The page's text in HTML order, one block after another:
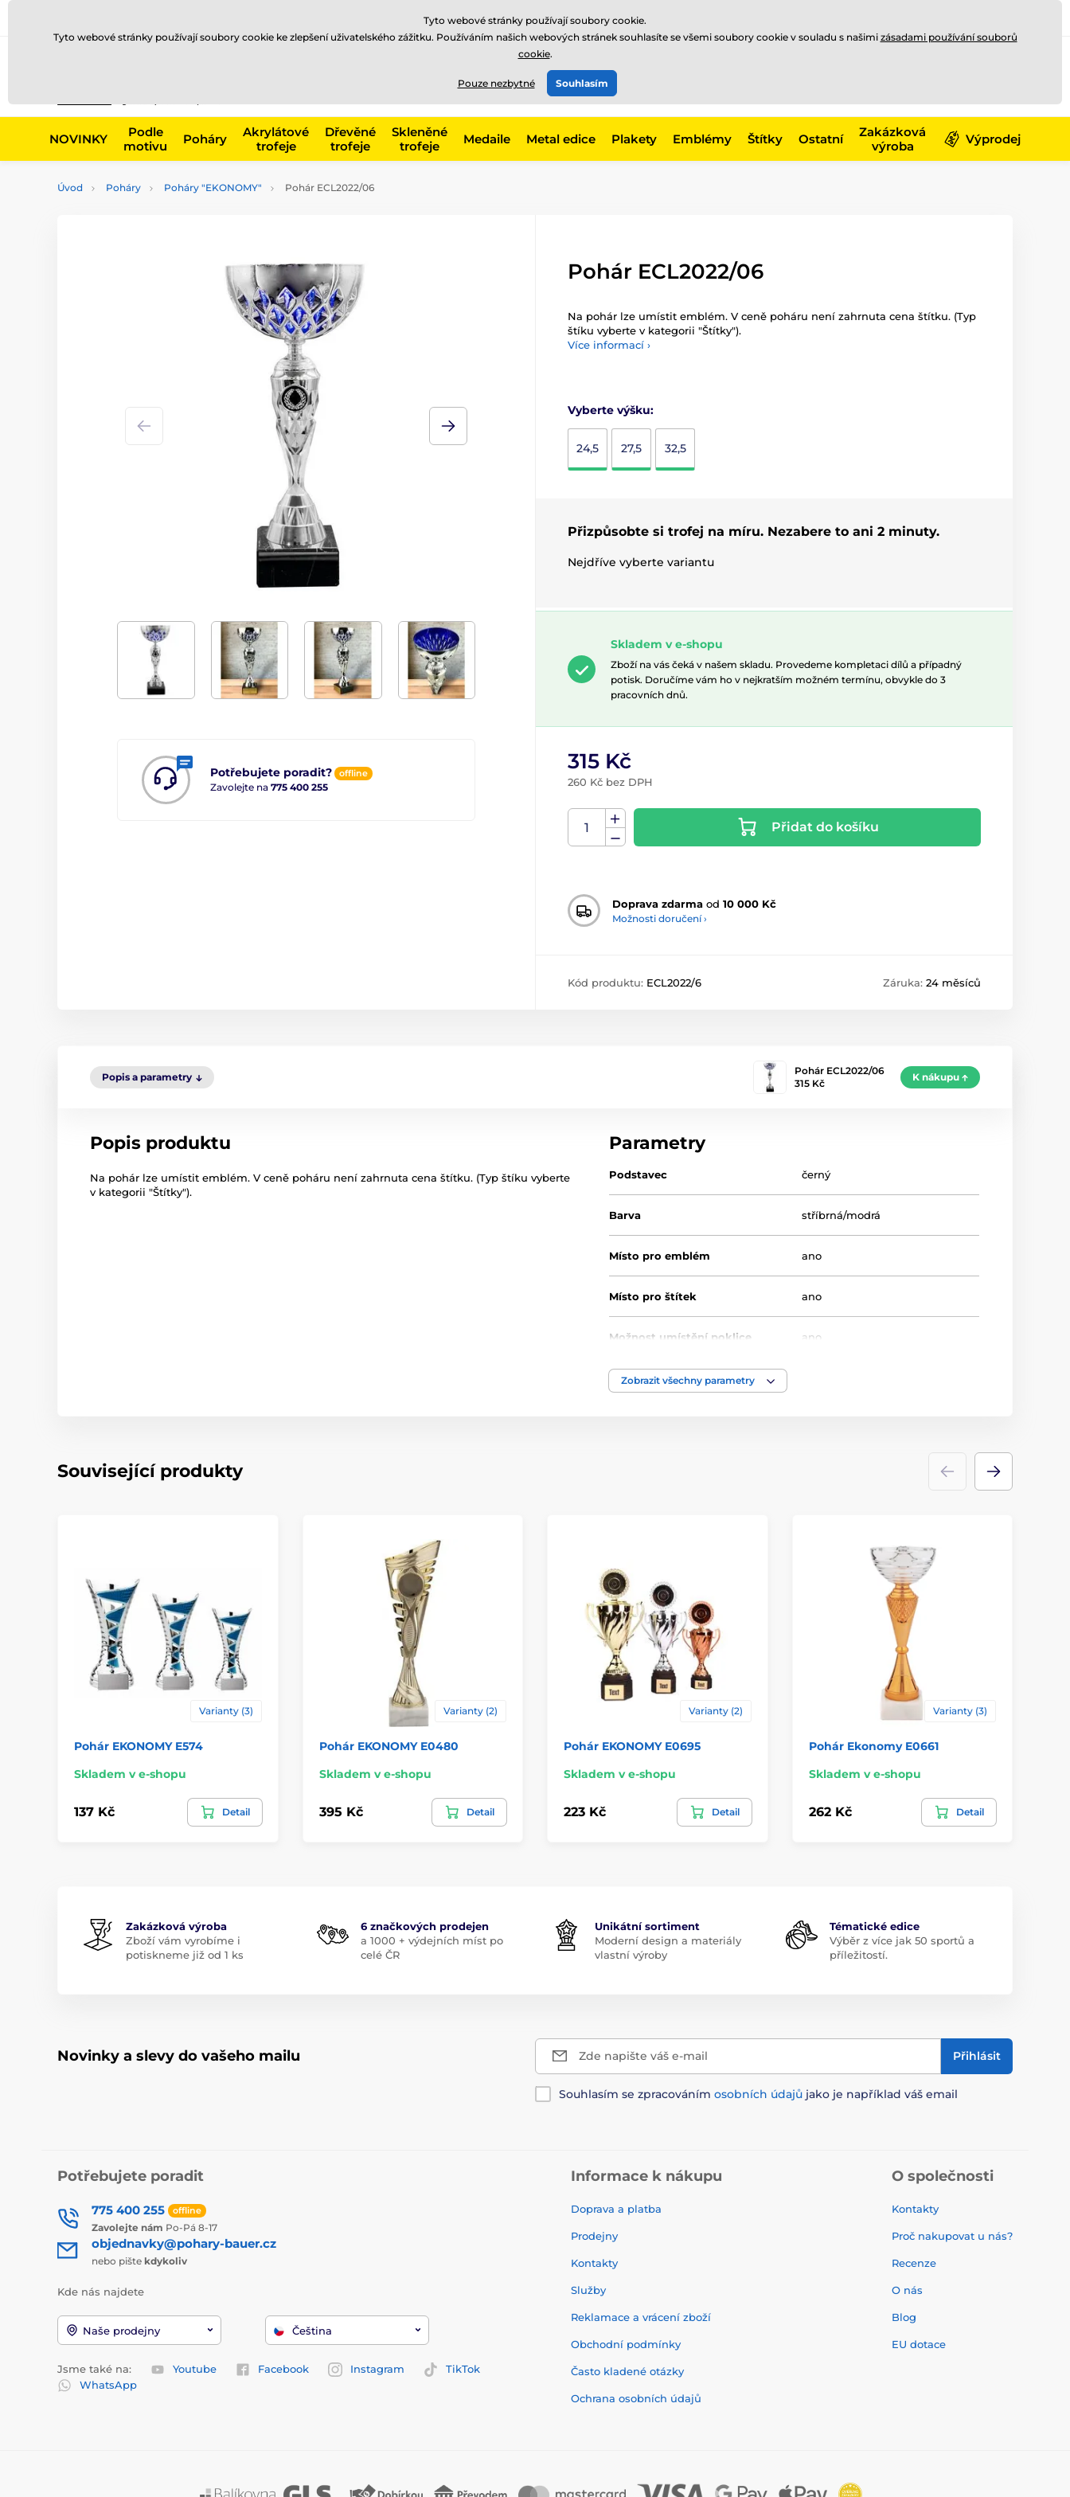
775 400 255
Zavolejte nám
NOVINKY
Podle
motivu
Poháry
Akrylátové
trofeje
Dřevěné
trofeje
Skleněné
trofeje
Medaile Metal edice Plakety Emblémy Štítky Ostatní
Zakázková
výroba
Výprodej
Úvod Poháry Poháry "EKONOMY" Pohár ECL2022/06
Potřebujete poradit? offline
Zavolejte na 775 400 255
Pohár ECL2022/06
Na pohár lze umístit emblém. V ceně poháru není zahrnuta cena štítku. (Typ
štíku vyberte v kategorii "Štítky").
Více informací ›
Vyberte výšku:
24,5 27,5 32,5
Přizpůsobte si trofej na míru. Nezabere to ani 2 minuty.
Nejdříve vyberte variantu
Skladem v e-shopu
Zboží na vás čeká v našem skladu. Provedeme kompletaci dílů a případný
potisk. Doručíme vám ho v nejkratším možném termínu, obvykle do 3
pracovních dnů.
315 Kč
260 Kč bez DPH
Přidat do košíku
Doprava zdarma od 10 000 Kč
Možnosti doručení ›
Kód produktu: ECL2022/6 Záruka: 24 měsíců
Popis a parametry
Pohár ECL2022/06
315 Kč
K nákupu
Popis produktu
Na pohár lze umístit emblém. V ceně poháru není zahrnuta cena štítku. (Typ štíku vyberte
v kategorii "Štítky").
Parametry
Podstavec černý
Barva stříbrná/modrá
Místo pro emblém ano
Místo pro štítek ano
Možnost umístění poklice ano
Průměr cm
Způsob personalizace potisk emblému
Zobrazit všechny parametry
Související produkty
Varianty (3)
Pohár EKONOMY E574
Skladem v e-shopu
137 Kč Detail
Varianty (2)
Pohár EKONOMY E0480
Skladem v e-shopu
395 Kč Detail
Varianty (2)
Pohár EKONOMY E0695
Skladem v e-shopu
223 Kč Detail
Varianty (3)
Pohár Ekonomy E0661
Skladem v e-shopu
262 Kč Detail
Zakázková výroba
Zboží vám vyrobíme i
potiskneme již od 1 ks
6 značkových prodejen
a 1000 + výdejních míst po
celé ČR
Unikátní sortiment
Moderní design a materiály
vlastní výroby
Tématické edice
Výběr z více jak 50 sportů a
příležitostí.
Novinky a slevy do vašeho mailu Zde napište váš e-mail Přihlásit
Souhlasím se zpracováním osobních údajů jako je například váš email
Potřebujete poradit
775 400 255 offline
Zavolejte nám Po-Pá 8-17
objednavky@pohary-bauer.cz
nebo pište kdykoliv
Kde nás najdete
Naše prodejny Čeština
Jsme také na: Youtube Facebook Instagram
TikTok
WhatsApp
Informace k nákupu
Doprava a platba
Prodejny
Kontakty
Služby
Reklamace a vrácení zboží
Obchodní podmínky
Často kladené otázky
Ochrana osobních údajů
O společnosti
Kontakty
Proč nakupovat u nás?
Recenze
O nás
Blog
EU dotace
Tyto webové stránky používají soubory cookie.
Tyto webové stránky používají soubory cookie ke zlepšení uživatelského zážitku. Používáním našich webových stránek souhlasíte se všemi soubory cookie v souladu s našimi zásadami používání souborů
cookie.
Pouze nezbytné Souhlasím